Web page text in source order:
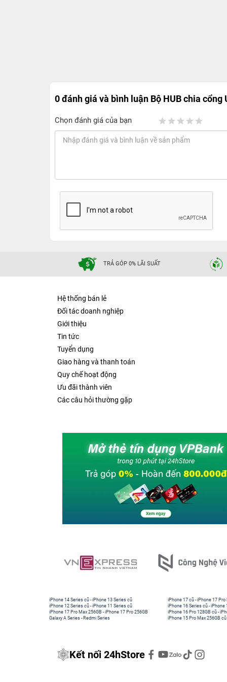
0 đánh giá và bình luận Bộ HUB chia cổng
Chọn đánh giá của bạn
TRẢ GÓP 0% LÃI SUẤT
Hệ thống bán lẻ
Đối tác doanh nghiệp
Giới thiệu
Tin tức
Tuyển dụng
Giao hàng và thanh toán
Quy chế hoạt động
Ưu đãi thành viên
Các câu hỏi thường gặp
iPhone 14 Series cũ -iPhone 13 Series cũ
iPhone 12 Series cũ -iPhone 11 Series cũ
iPhone 17 Pro Max 256GB -iPhone 17 Pro 256GB
Galaxy A Series - Redmi Series
iPhone 17 cũ -iPhone 17 Pro
iPhone 16 Series cũ - iPhone
iPhone 16 Pro 128GB cũ -
iPhone 15 Pro Max 256GB cũ
Kết nối 24hStore